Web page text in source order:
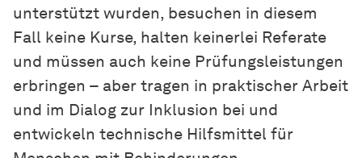
unterstützt wurden, besuchen in diesem
Fall keine Kurse, halten keinerlei Referate
und müssen auch keine Prüfungsleistungen
erbringen – aber tragen in praktischer Arbeit
und im Dialog zur Inklusion bei und
entwickeln technische Hilfsmittel für